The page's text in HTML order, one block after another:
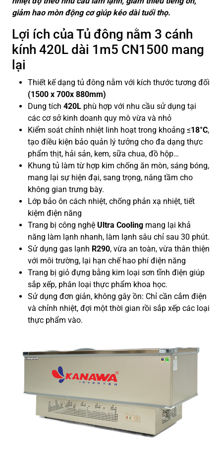
giảm hao mòn động cơ giúp kéo dài tuổi thọ.
Lợi ích của Tủ đông nằm 3 cánh
kính 420L dài 1m5 CN1500 mang
lại
Thiết kế dạng tủ đông nằm với kích thước tương đối
(1500 x 700x 880mm)
Dung tích 420L phù hợp với nhu cầu sử dụng tại
các cơ sở kinh doanh quy mô vừa và nhỏ
Kiểm soát chỉnh nhiệt linh hoạt trong khoảng ≤18°C,
tạo điều kiện bảo quản lý tưởng cho đa dạng thực
phẩm thịt, hải sản, kem, sữa chua, đồ hộp…
Khung tủ làm từ hợp kim chống ăn mòn, sáng bóng,
mang lại sự hiện đại, sang trọng, nâng tầm cho
không gian trưng bày.
Lớp bảo ôn cách nhiệt, chống phản xạ nhiệt, tiết
kiệm điện năng
Trang bị công nghệ Ultra Cooling mang lại khả
năng làm lạnh nhanh, làm lạnh sâu chỉ sau 30 phút.
Sử dụng gas lạnh R290, vừa an toàn, vừa thân thiện
với môi trường, lại hạn chế hao phí điện năng
Trang bị giỏ đựng bằng kim loại sơn tĩnh điện giúp
sắp xếp, phân loại thực phẩm khoa học.
Sử dụng đơn giản, không gây ồn: Chỉ cần cắm điện
và chỉnh nhiệt, đợi một thời gian rồi sắp xếp các loại
thực phẩm vào.